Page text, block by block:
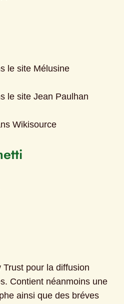
le site Mélusine
le site Jean Paulhan
Wikisource
pour la diffusion
Contient néanmoins une
ainsi que des bréves